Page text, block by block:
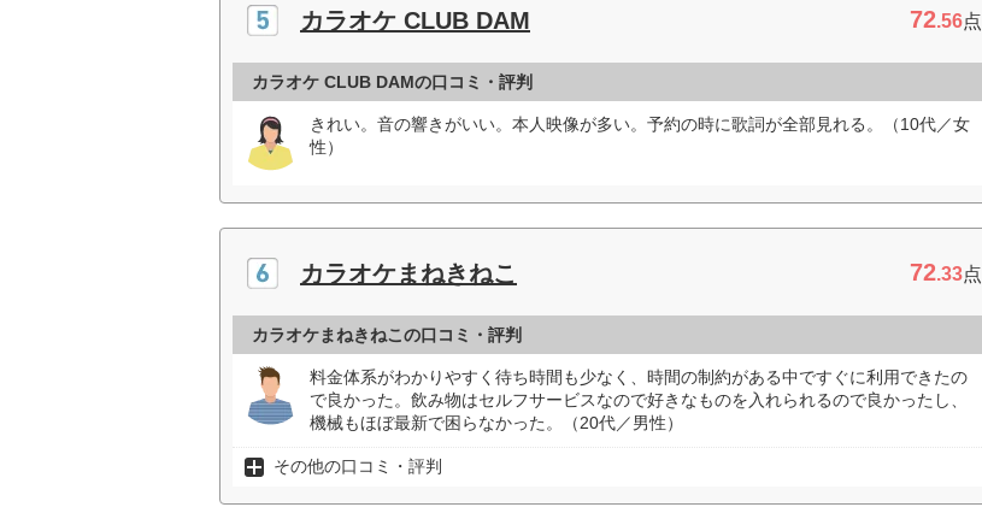
カラオケ CLUB DAM 72.56点
カラオケ CLUB DAMの口コミ・評判
きれい。音の響きがいい。本人映像が多い。予約の時に歌詞が全部見れる。（10代／女
性）
カラオケまねきねこ 72.33点
カラオケまねきねこの口コミ・評判
料金体系がわかりやすく待ち時間も少なく、時間の制約がある中ですぐに利用できたの
で良かった。飲み物はセルフサービスなので好きなものを入れられるので良かったし、
機械もほぼ最新で困らなかった。（20代／男性）
その他の口コミ・評判